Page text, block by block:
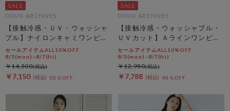
DOUX ARCHIVES
【接触冷感・ＵＶ・ウォッシャ
ブル】ナイロンキャミワンピー
ス
セールアイテムALL10%OFF
8/3(mon)~8/7(fri)
￥7,150 50％OFF
￥14,300
DOUX ARCHIVES
【接触冷感・ウォッシャブル・
ＵＶカット】Ａラインワンピー
ス
セールアイテムALL10%OFF
8/3(mon)~8/7(fri)
￥7,788 40％OFF
￥12,980